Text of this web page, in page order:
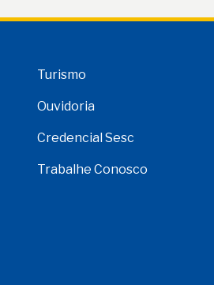
Turismo
Ouvidoria
Credencial Sesc
Trabalhe Conosco